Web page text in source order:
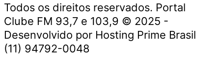
Todos os direitos reservados. Portal
Clube FM 93,7 e 103,9 © 2025 -
Desenvolvido por Hosting Prime Brasil
(11) 94792-0048